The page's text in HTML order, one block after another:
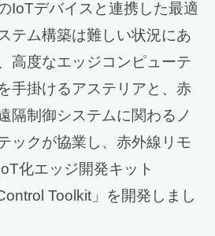
IoTデバイスと連携した最適
テム構築は難しい状況にあ
高度なエッジコンピューテ
手掛けるアステリアと、赤
隔制御システムに関わるノ
ックが協業し、赤外線リモ
化エッジ開発キット
Toolkit」を開発しまし